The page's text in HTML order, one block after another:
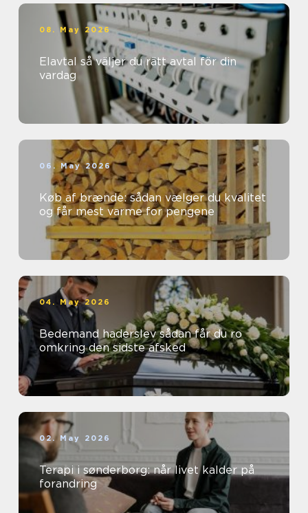
08. May 2026
Elavtal så väljer du rätt avtal för din
vardag
06. May 2026
Køb af brænde: sådan vælger du kvalitet
og får mest varme for pengene
04. May 2026
Bedemand haderslev sådan får du ro
omkring den sidste afsked
02. May 2026
Terapi i sønderborg: når livet kalder på
forandring